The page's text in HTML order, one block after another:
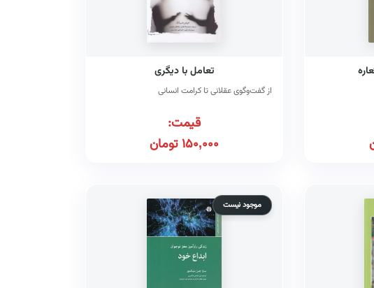
تعامل با دیگری
از گفت‌وگوی عقلانی تا کرامت انسانی
قیمت:
150,000تومان
موجود نیست